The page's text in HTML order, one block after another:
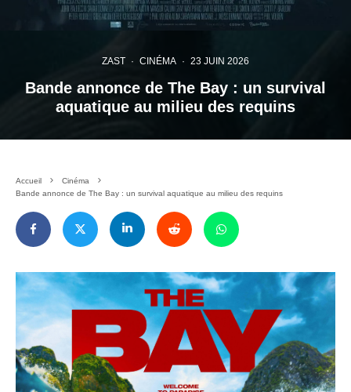
ZAST · CINÉMA · 23 JUIN 2026
Bande annonce de The Bay : un survival
aquatique au milieu des requins
Accueil
Cinéma
Bande annonce de The Bay : un survival aquatique au milieu des requins